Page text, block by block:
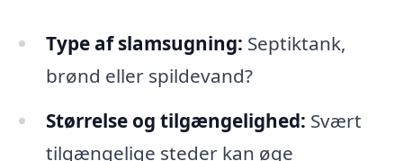
Type af slamsugning: Septiktank,
brønd eller spildevand?
Størrelse og tilgængelighed: Svært
tilgængelige steder kan øge